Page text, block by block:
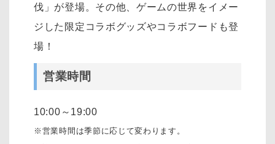
伐」が登場。その他、ゲームの世界をイメー
ジした限定コラボグッズやコラボフードも登
場！
営業時間
10:00～19:00
※営業時間は季節に応じて変わります。